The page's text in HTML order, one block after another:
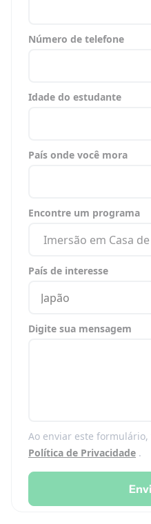
Número de telefone
Idade do estudante
País onde você mora
Encontre um programa
País de interesse
Japão
Digite sua mensagem
Ao enviar este formulário,
Política de Privacidade .